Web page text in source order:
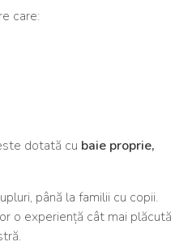
care:
dotată cu baie proprie,
până la familii cu copii.
o experiență cât mai plăcută